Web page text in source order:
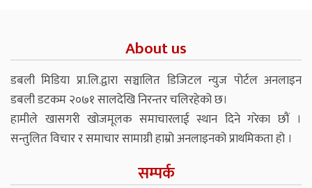
About us
डबली मिडिया प्रा.लि.द्वारा सञ्चालित डिजिटल न्युज पोर्टल अनलाइन
डबली डटकम २०७१ सालदेखि निरन्तर चलिरहेको छ।
हामीले खासगरी खोजमूलक समाचारलाई स्थान दिने गरेका छौं ।
सन्तुलित विचार र समाचार सामाग्री हाम्रो अनलाइनको प्राथमिकता हो ।
सम्पर्क